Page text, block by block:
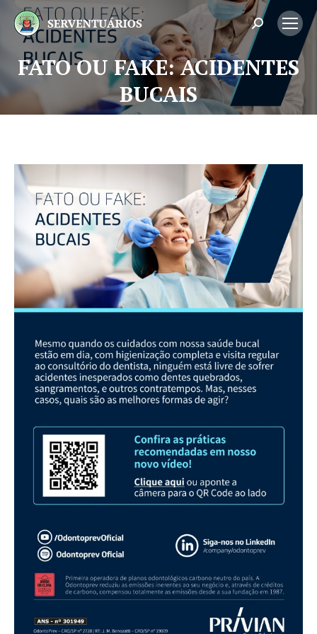
Search:
FATO OU FAKE: ACIDENTES
BUCAIS
Você está aqui: